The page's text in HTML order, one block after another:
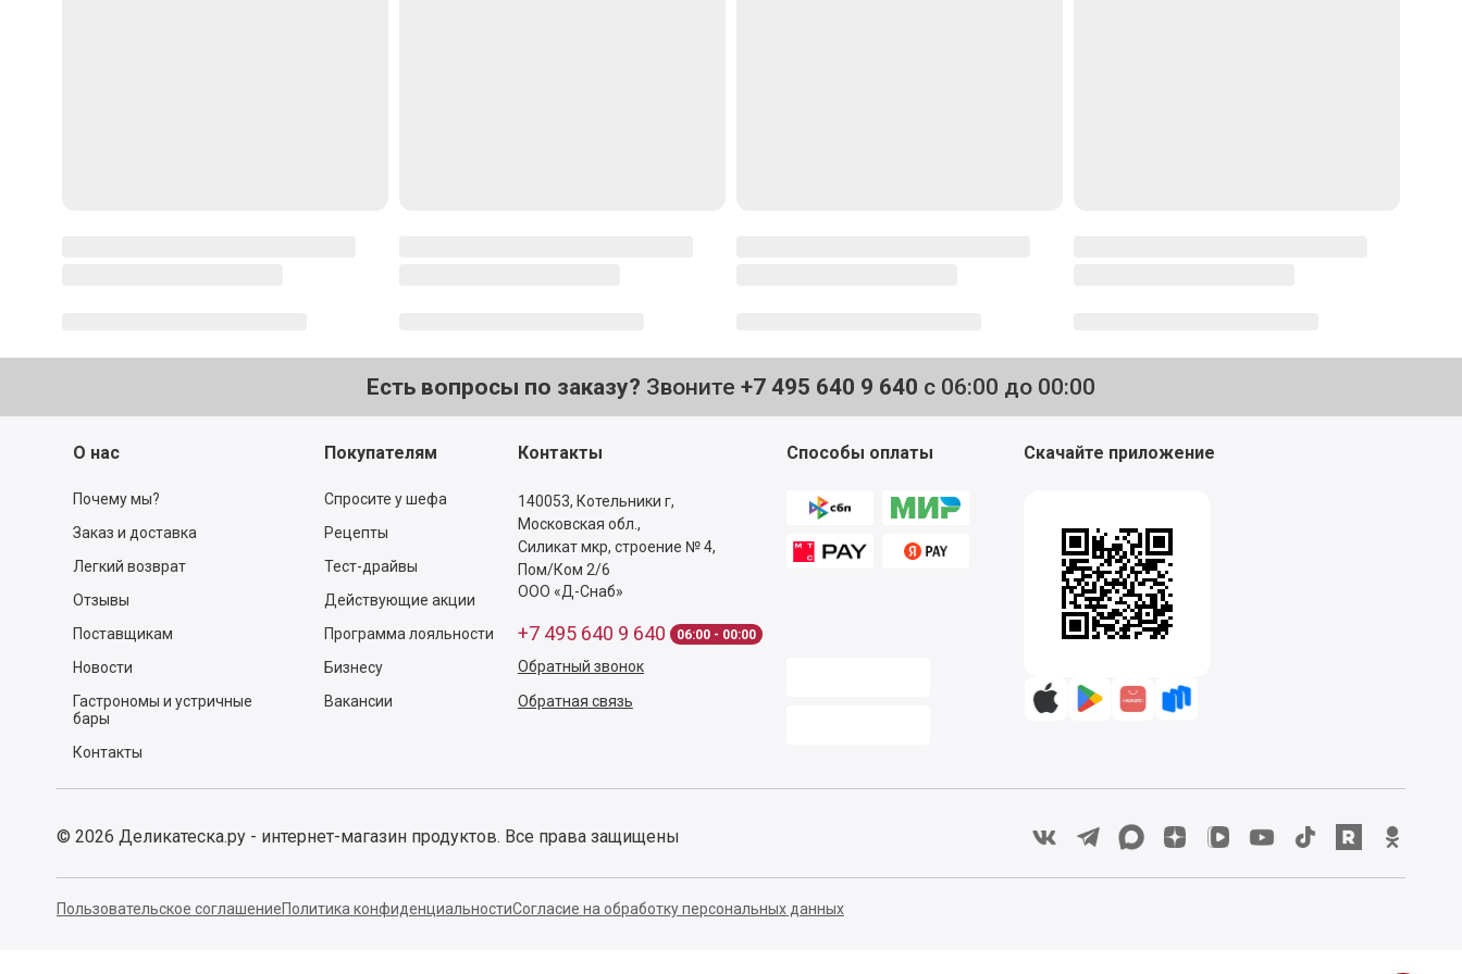
Есть вопросы по заказу? Звоните +7 495 640 9 640 с 06:00 до 00:00
О нас
Почему мы?
Заказ и доставка
Легкий возврат
Отзывы
Поставщикам
Новости
Гастрономы и устричные
бары
Контакты
Покупателям
Спросите у шефа
Рецепты
Тест-драйвы
Действующие акции
Программа лояльности
Бизнесу
Вакансии
Контакты
140053, Котельники г,
Московская обл.,
Силикат мкр, строение № 4,
Пом/Ком 2/6
ООО «Д-Снаб»
+7 495 640 9 640 06:00 - 00:00
Обратный звонок
Обратная связь
Способы оплаты Скачайте приложение
© 2026 Деликатеска.ру - интернет-магазин продуктов. Все права защищены
Пользовательское соглашениеПолитика конфиденциальностиСогласие на обработку персональных данных